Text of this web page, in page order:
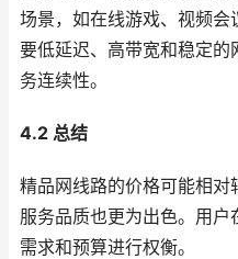
场景，如在线游戏、视频
要低延迟、高带宽和稳定
务连续性。
4.2 总结
精品网线路的价格可能相
服务品质也更为出色。用
需求和预算进行权衡。